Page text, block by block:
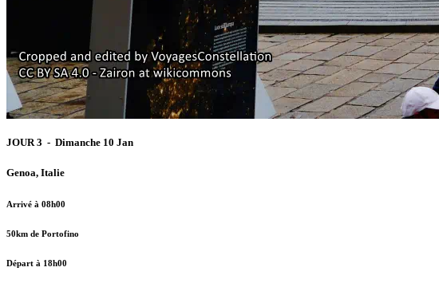
JOUR 3 - Dimanche 10 Jan
Genoa, Italie
Arrivé à 08h00
50km de Portofino
Départ à 18h00